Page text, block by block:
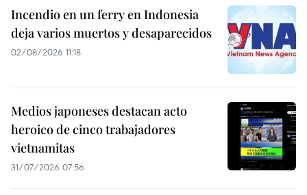
Incendio en un ferry en Indonesia
deja varios muertos y desaparecidos
02/08/2026 11:18
Medios japoneses destacan acto
heroico de cinco trabajadores
vietnamitas
31/07/2026 07:56